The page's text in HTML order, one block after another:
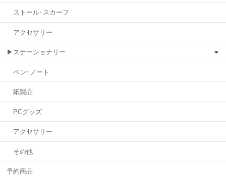
ストール･スカーフ
アクセサリー
▶ステーショナリー
ペン･ノート
紙製品
PCグッズ
アクセサリー
その他
予約商品